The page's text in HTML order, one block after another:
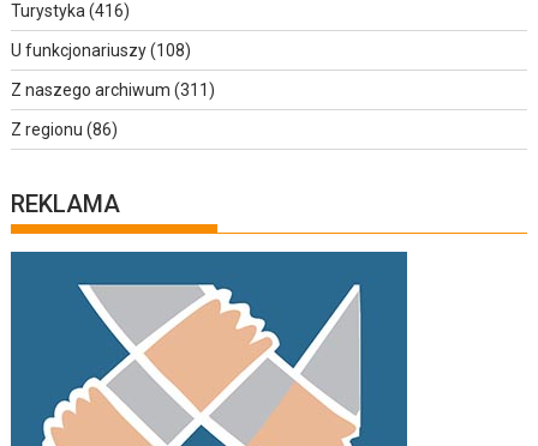
Turystyka(416)
U funkcjonariuszy(108)
Z naszego archiwum (311)
Z regionu (86)
REKLAMA